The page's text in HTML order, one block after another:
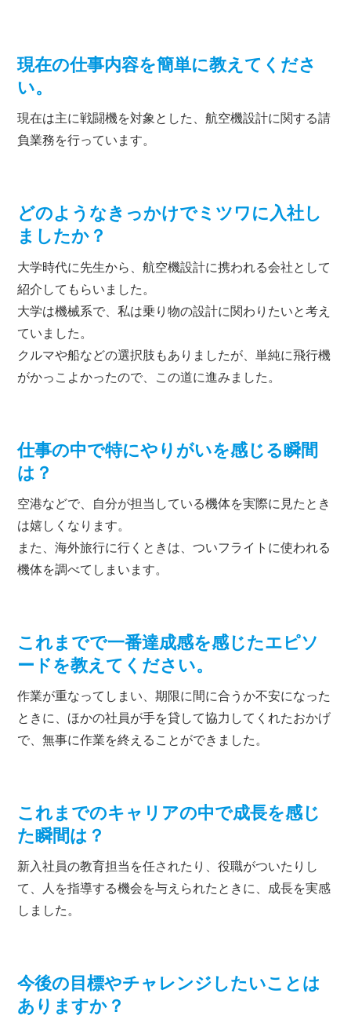
現在の仕事内容を簡単に教えてくださ
い。
現在は主に戦闘機を対象とした、航空機設計に関する請
負業務を行っています。
どのようなきっかけでミツワに入社し
ましたか？
大学時代に先生から、航空機設計に携われる会社として
紹介してもらいました。
大学は機械系で、私は乗り物の設計に関わりたいと考え
ていました。
クルマや船などの選択肢もありましたが、単純に飛行機
がかっこよかったので、この道に進みました。
仕事の中で特にやりがいを感じる瞬間
は？
空港などで、自分が担当している機体を実際に見たとき
は嬉しくなります。
また、海外旅行に行くときは、ついフライトに使われる
機体を調べてしまいます。
これまでで一番達成感を感じたエピソ
ードを教えてください。
作業が重なってしまい、期限に間に合うか不安になった
ときに、ほかの社員が手を貸して協力してくれたおかげ
で、無事に作業を終えることができました。
これまでのキャリアの中で成長を感じ
た瞬間は？
新入社員の教育担当を任されたり、役職がついたりし
て、人を指導する機会を与えられたときに、成長を実感
しました。
今後の目標やチャレンジしたいことは
ありますか？